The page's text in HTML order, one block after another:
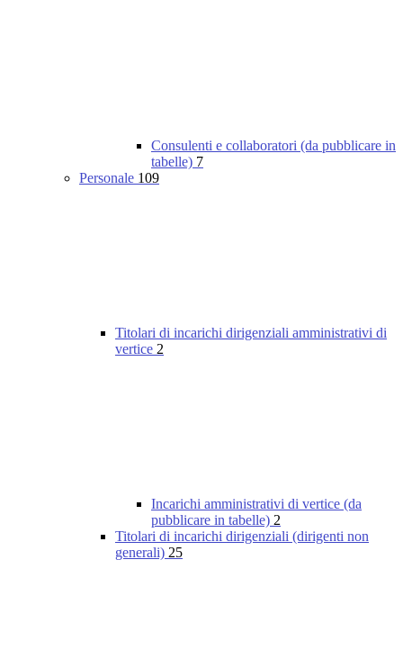
Consulenti e collaboratori (da pubblicare in
tabelle) 7
Personale 109
Titolari di incarichi dirigenziali amministrativi di
vertice 2
Incarichi amministrativi di vertice (da
pubblicare in tabelle) 2
Titolari di incarichi dirigenziali (dirigenti non
generali) 25